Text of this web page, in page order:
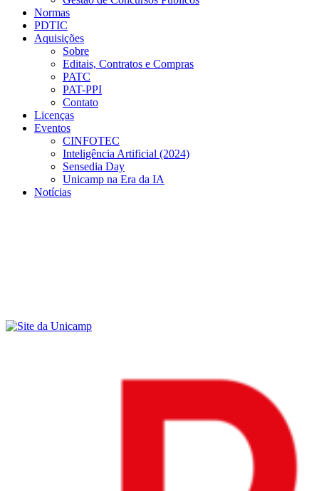
Normas
PDTIC
Aquisições
Sobre
Editais, Contratos e Compras
PATC
PAT-PPI
Contato
Licenças
Eventos
CINFOTEC
Inteligência Artificial (2024)
Sensedia Day
Unicamp na Era da IA
Notícias